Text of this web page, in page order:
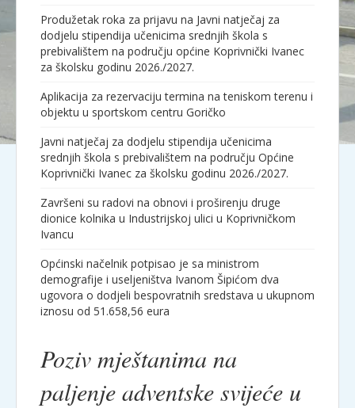
Produžetak roka za prijavu na Javni natječaj za
dodjelu stipendija učenicima srednjih škola s
prebivalištem na području općine Koprivnički Ivanec
za školsku godinu 2026./2027.
Aplikacija za rezervaciju termina na teniskom terenu i
objektu u sportskom centru Goričko
Javni natječaj za dodjelu stipendija učenicima
srednjih škola s prebivalištem na području Općine
Koprivnički Ivanec za školsku godinu 2026./2027.
Završeni su radovi na obnovi i proširenju druge
dionice kolnika u Industrijskoj ulici u Koprivničkom
Ivancu
Općinski načelnik potpisao je sa ministrom
demografije i useljeništva Ivanom Šipićom dva
ugovora o dodjeli bespovratnih sredstava u ukupnom
iznosu od 51.658,56 eura
Poziv mještanima na
paljenje adventske svijeće u